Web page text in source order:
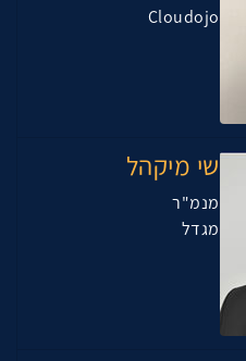
Cloudojo
שי מיקהל
מנמ"ר
מגדל